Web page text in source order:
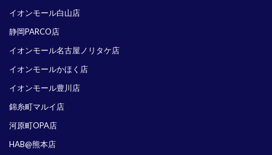
イオンモール白山店
静岡PARCO店
イオンモール名古屋ノリタケ店
イオンモールかほく店
イオンモール豊川店
錦糸町マルイ店
河原町OPA店
HAB@熊本店